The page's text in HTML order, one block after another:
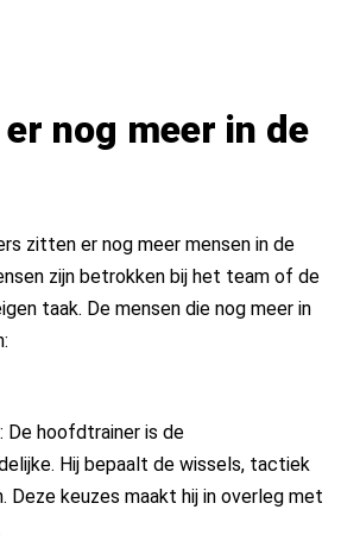
nog meer in de
zitten er nog meer mensen in de
zijn betrokken bij het team of de
taak. De mensen die nog meer in
De hoofdtrainer is de
Hij bepaalt de wissels, tactiek
Deze keuzes maakt hij in overleg met